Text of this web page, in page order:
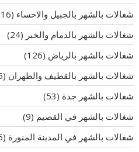
شغالات بالشهر بالجبيل والاحساء (16)
شغالات بالشهر بالدمام والخبر (24)
شغالات بالشهر بالرياض (126)
شغالات بالشهر بالقطيف والظهران (5)
شغالات بالشهر جدة (53)
شغالات بالشهر في القصيم (9)
شغالات بالشهر في المدينة المنورة (6)